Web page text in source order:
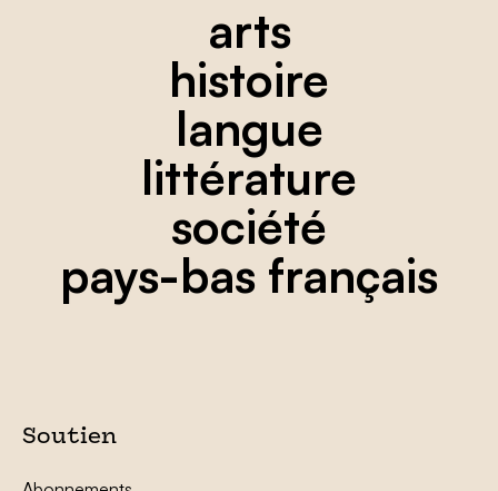
arts
histoire
langue
littérature
société
pays-bas français
Soutien